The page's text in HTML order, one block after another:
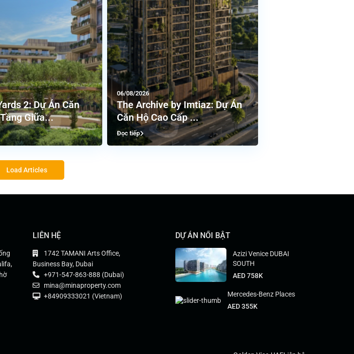
2: Dự Án Căn
Giữa...
06/08/2026
The Archive by Imtiaz: Dự Án
Căn Hộ Cao Cấp ...
Đọc tiếp
Load Articles
LIÊN HỆ
1742 TAMANI Arts Office,
Business Bay, Dubai
+971-547-863-888 (Dubai)
mina@minaproperty.com
+84909333021 (Vietnam)
DỰ ÁN NỔI BẬT
Azizi Venice DUBAI
SOUTH
AED 758K
Mercedes-Benz Places
AED 355K